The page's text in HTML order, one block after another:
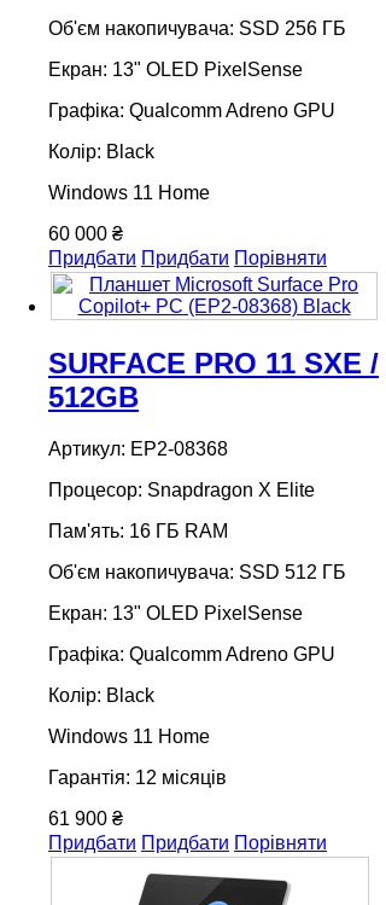
Об'єм накопичувача: SSD 256 ГБ
Екран: 13" OLED PixelSense
Графіка: Qualcomm Adreno GPU
Колір: Black
Windows 11 Home
60 000 ₴
Придбати Придбати Порівняти
SURFACE PRO 11 SXE /
512GB
Артикул: EP2-08368
Процесор: Snapdragon X Elite
Пам'ять: 16 ГБ RAM
Об'єм накопичувача: SSD 512 ГБ
Екран: 13" OLED PixelSense
Графіка: Qualcomm Adreno GPU
Колір: Black
Windows 11 Home
Гарантія: 12 місяців
61 900 ₴
Придбати Придбати Порівняти